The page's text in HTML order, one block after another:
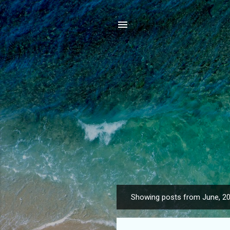
o
Showing posts from June,